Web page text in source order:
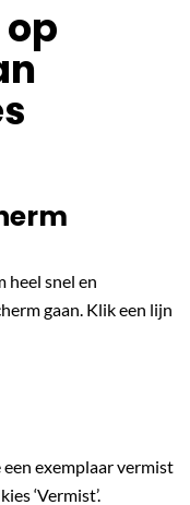
heel snel en
gaan. Klik een lijn
exemplaar vermist
‘Vermist’.